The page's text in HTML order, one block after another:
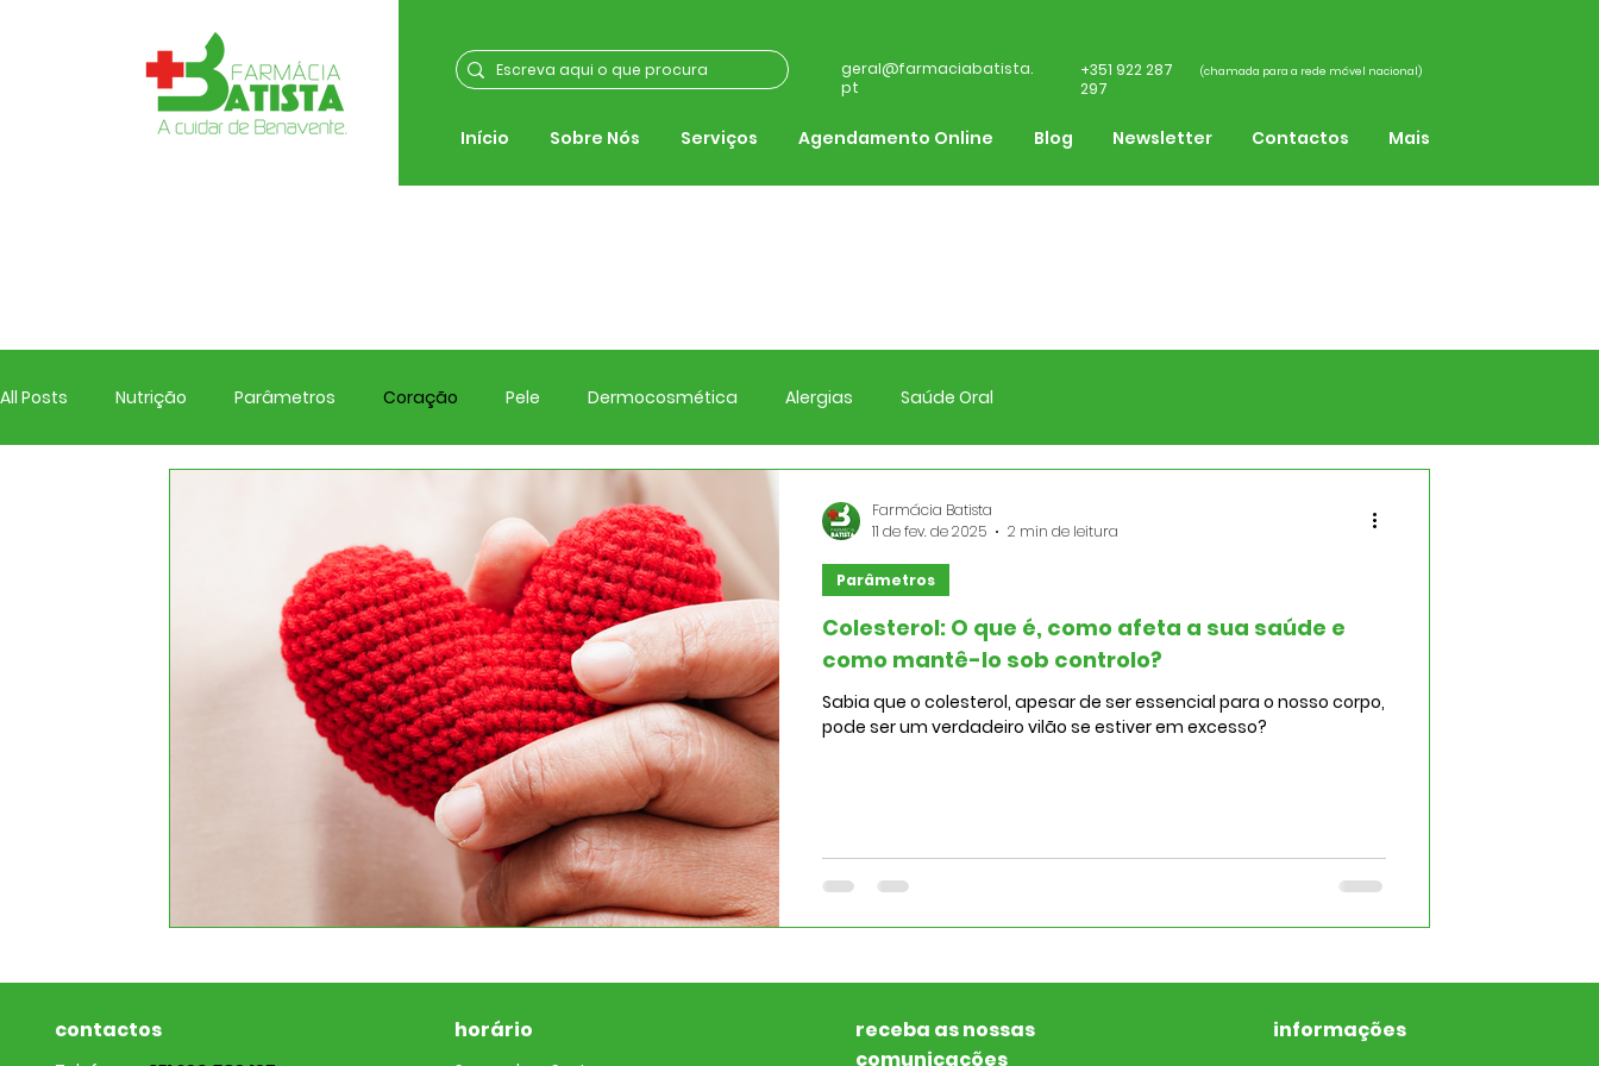
geral@farmaciabatista.
pt
(chamada para a rede móvel nacional)
+351 922 287
297
Início Sobre Nós Serviços Agendamento Online Blog Newsletter Contactos Mais
All Posts Nutrição Parâmetros Coração Pele Dermocosmética Alergias Saúde Oral
Colesterol: O que é, como afeta a sua saúde e
como mantê-lo sob controlo?
Sabia que o colesterol, apesar de ser essencial para o nosso corpo,
pode ser um verdadeiro vilão se estiver em excesso?
Parâmetros
Farmácia Batista
11 de fev. de 2025
2 min de leitura
contactos horário
receba as nossas
comunicações
informações